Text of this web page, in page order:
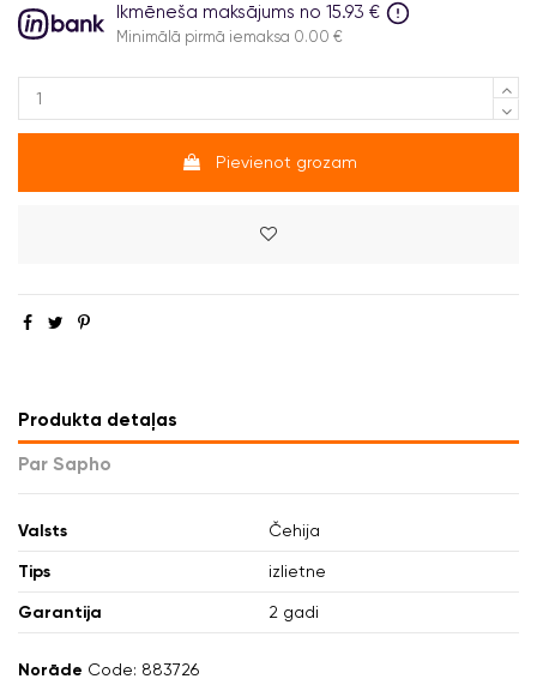
Ikmēneša maksājums no 15.93 €
Minimālā pirmā iemaksa 0.00 €
Pievienot grozam
Produkta detaļas
Par Sapho
Valsts Čehija
Tips izlietne
Garantija 2 gadi
Norāde Code: 883726